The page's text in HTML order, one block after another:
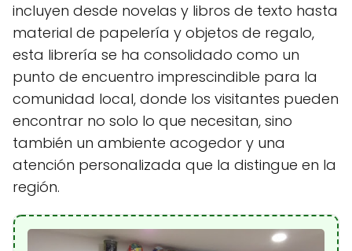
incluyen desde novelas y libros de texto hasta
material de papelería y objetos de regalo,
esta librería se ha consolidado como un
punto de encuentro imprescindible para la
comunidad local, donde los visitantes pueden
encontrar no solo lo que necesitan, sino
también un ambiente acogedor y una
atención personalizada que la distingue en la
región.